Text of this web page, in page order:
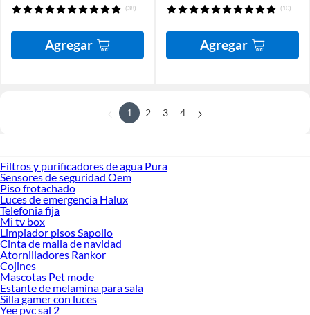
(38)
Agregar
(10)
Agregar
1 2 3 4
Filtros y purificadores de agua Pura
Sensores de seguridad Oem
Piso frotachado
Luces de emergencia Halux
Telefonia fija
Mi tv box
Limpiador pisos Sapolio
Cinta de malla de navidad
Atornilladores Rankor
Cojines
Mascotas Pet mode
Estante de melamina para sala
Silla gamer con luces
Yee pvc sal 2